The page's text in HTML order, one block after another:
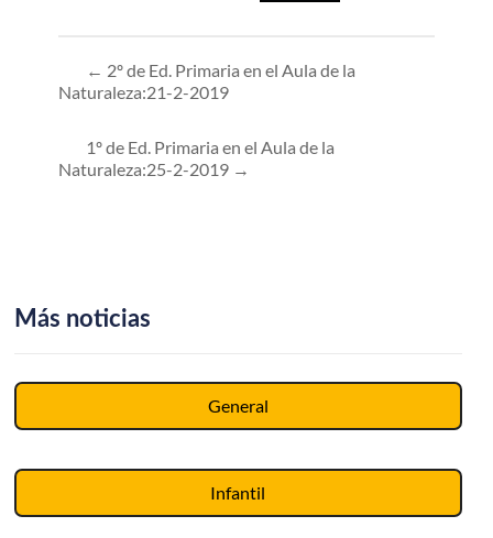
← 2º de Ed. Primaria en el Aula de la
Naturaleza:21-2-2019
1º de Ed. Primaria en el Aula de la
Naturaleza:25-2-2019 →
Más noticias
General
Infantil